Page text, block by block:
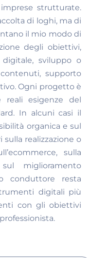
strutturate.
di loghi, ma di
il mio modo di
degli obiettivi,
sviluppo o
supporto
Ogni progetto è
esigenze del
In alcuni casi il
organica e sul
realizzazione o
sulla
miglioramento
conduttore resta
digitali più
con gli obiettivi